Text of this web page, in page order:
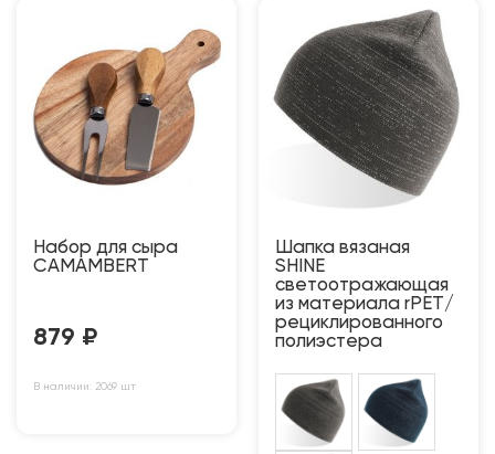
Набор для сыра
CAMAMBERT
879 ₽
В наличии: 2069 шт
Шапка вязаная
SHINE
светоотражающая
из материала rPET/
рециклированного
полиэстера